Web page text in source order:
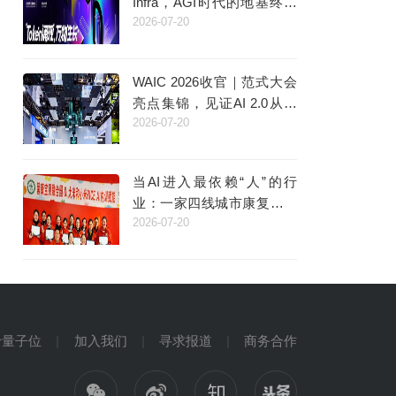
浮出水面
2026-07-20
WAIC 2026收官｜范式大会
亮点集锦，见证AI 2.0从技
术突破走向产业实践
2026-07-20
当AI进入最依赖“人”的行
业：一家四线城市康复机构
利润增长40%
2026-07-20
子位 加入我们 寻求报道 商务合作